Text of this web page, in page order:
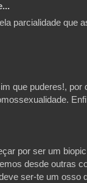
parcialidade que
que puderes!, por
por ser um
desde outras
ser-te um osso